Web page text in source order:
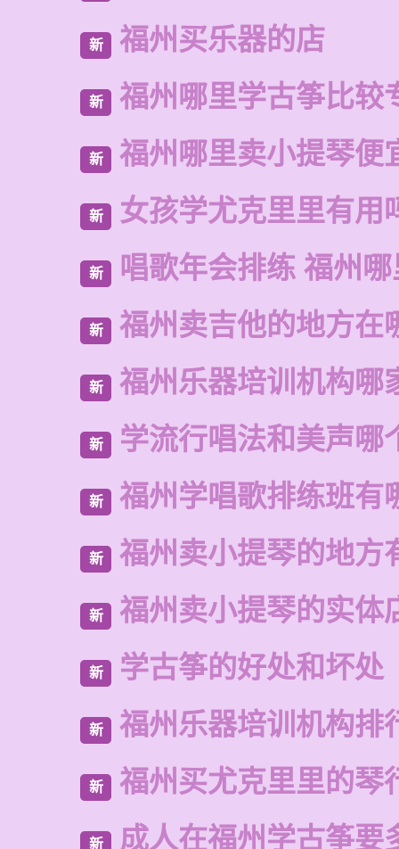
新 福州买乐器的店
新 福州哪里学古筝比较
新 福州哪里卖小提琴便
新 女孩学尤克里里有用
新 唱歌年会排练 福州
新 福州卖吉他的地方在
新 福州乐器培训机构哪
新 学流行唱法和美声哪
新 福州学唱歌排练班有
新 福州卖小提琴的地方
新 福州卖小提琴的实体
新 学古筝的好处和坏处
新 福州乐器培训机构排
新 福州买尤克里里的琴
新 成人在福州学古筝要